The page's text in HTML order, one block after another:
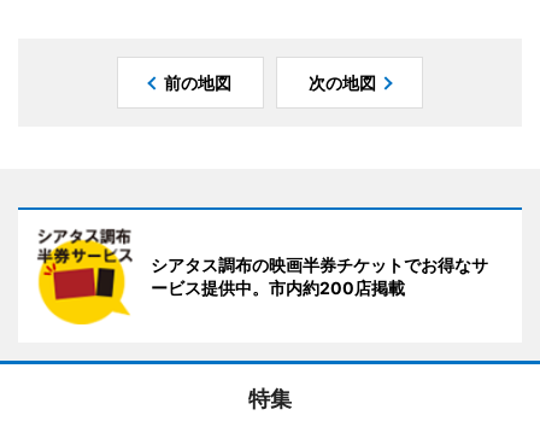
前の地図 次の地図
シアタス調布の映画半券チケットでお得なサ
ービス提供中。市内約200店掲載
特集